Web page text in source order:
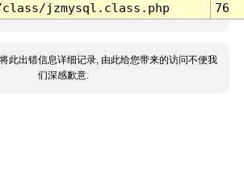
jzmysql.class.php 76
此出错信息详细记录, 由此给您带来的访问不便我
们深感歉意.